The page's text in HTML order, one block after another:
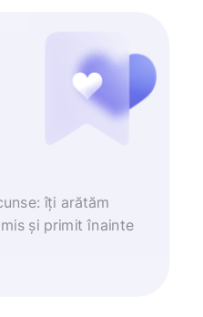
îți arătăm
și primit înainte